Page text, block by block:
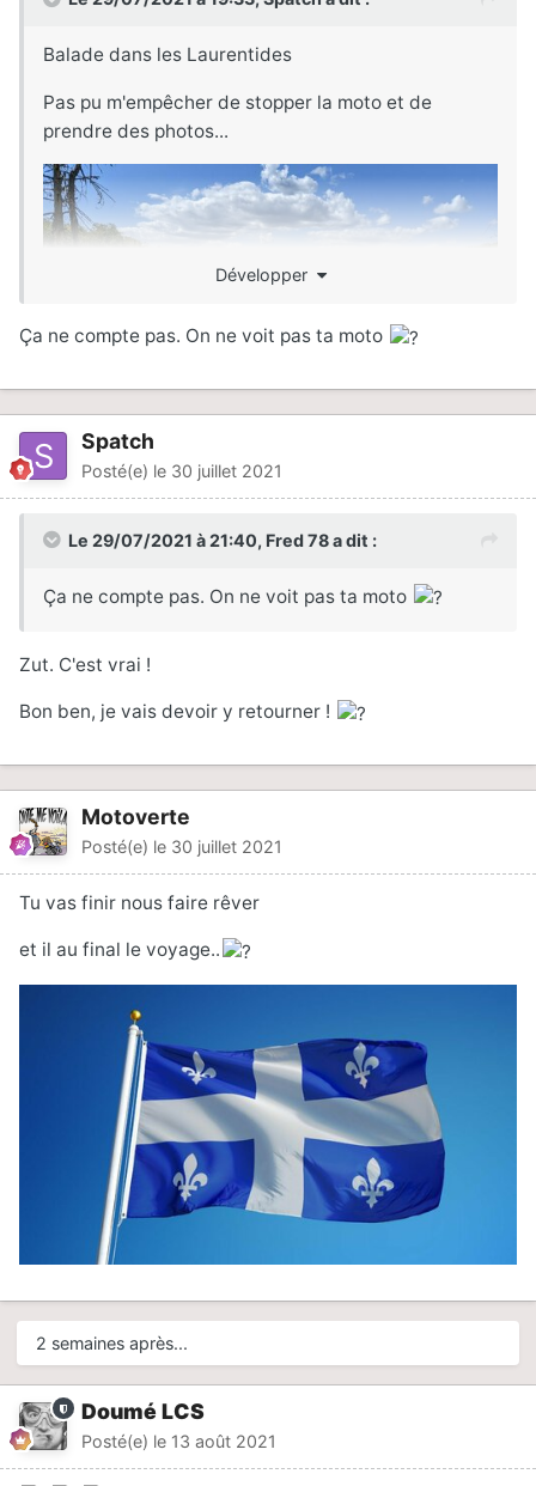
Balade dans les Laurentides
Pas pu m'empêcher de stopper la moto et de
prendre des photos...
Développer
Ça ne compte pas. On ne voit pas ta moto
Spatch
Posté(e) le 30 juillet 2021
Le 29/07/2021 à 21:40, Fred 78a dit :
Ça ne compte pas. On ne voit pas ta moto
Zut. C'est vrai !
Bon ben, je vais devoir y retourner !
Motoverte
Posté(e) le 30 juillet 2021
Tu vas finir nous faire rêver
et il au final le voyage..
2 semaines après...
Doumé LCS
Posté(e) le 13 août 2021